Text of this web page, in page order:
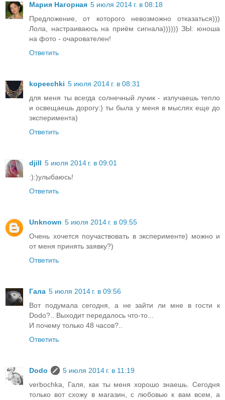
Мария Нагорная 5 июля 2014 г. в 08:18
Предложение, от которого невозможно отказаться)))
Лола, настраиваюсь на приём сигнала)))))) ЗЫ: юноша
на фото - очарователен!
Ответить
kopeechki 5 июля 2014 г. в 08:31
для меня ты всегда солнечный лучик - излучаешь тепло
и освещаешь дорогу:) ты была у меня в мыслях еще до
эксперимента)
Ответить
djill 5 июля 2014 г. в 09:01
:):)улыбаюсь!
Ответить
Unknown 5 июля 2014 г. в 09:55
Очень хочется поучаствовать в эксперименте) можно и
от меня принять заявку?)
Ответить
Гала 5 июля 2014 г. в 09:56
Вот подумала сегодня, а не зайти ли мне в гости к
Dodo?.. Выходит передалось что-то...
И почему только 48 часов?..
Ответить
Dodo
5 июля 2014 г. в 11:19
verbochka, Галя, как ты меня хорошо знаешь. Сегодня
только вот схожу в магазин, с любовью к вам всем, а